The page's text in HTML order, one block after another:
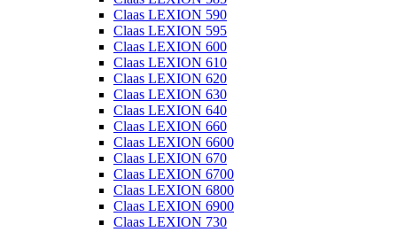
Claas LEXION 590
Claas LEXION 595
Claas LEXION 600
Claas LEXION 610
Claas LEXION 620
Claas LEXION 630
Claas LEXION 640
Claas LEXION 660
Claas LEXION 6600
Claas LEXION 670
Claas LEXION 6700
Claas LEXION 6800
Claas LEXION 6900
Claas LEXION 730